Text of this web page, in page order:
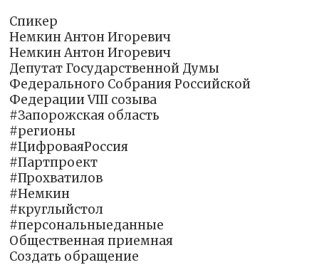
Спикер
Немкин Антон Игоревич
Немкин Антон Игоревич
Депутат Государственной Думы
Федерального Собрания Российской
Федерации VIII созыва
#Запорожская область
#регионы
#ЦифроваяРоссия
#Партпроект
#Прохватилов
#Немкин
#круглыйстол
#персональныеданные
Общественная приемная
Создать обращение